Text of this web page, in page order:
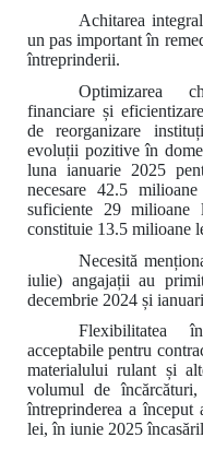
Achitarea
un pas important în
întreprinderii.
Optimizarea
financiare și
de reorganizare
evoluții pozitive în
luna ianuarie 2025
necesare 42.5
suficiente 29 milioane
constituie 13.5 milioane
Necesită
iulie) angajații au
decembrie 2024 și
Flexibilitatea
acceptabile pentru
materialului rulant și
volumul de
întreprinderea a
lei, în iunie 2025